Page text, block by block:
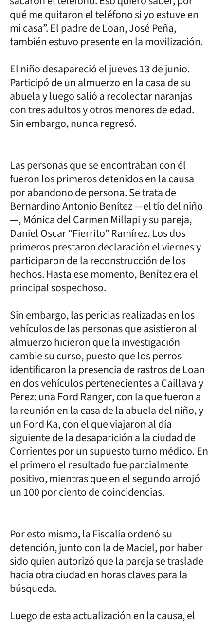
qué me quitaron el teléfono si yo estuve en
mi casa”. El padre de Loan, José Peña,
también estuvo presente en la movilización.
El niño desapareció el jueves 13 de junio.
Participó de un almuerzo en la casa de su
abuela y luego salió a recolectar naranjas
con tres adultos y otros menores de edad.
Sin embargo, nunca regresó.
Las personas que se encontraban con él
fueron los primeros detenidos en la causa
por abandono de persona. Se trata de
Bernardino Antonio Benítez —el tío del niño
—, Mónica del Carmen Millapi y su pareja,
Daniel Oscar “Fierrito” Ramírez. Los dos
primeros prestaron declaración el viernes y
participaron de la reconstrucción de los
hechos. Hasta ese momento, Benítez era el
principal sospechoso.
Sin embargo, las pericias realizadas en los
vehículos de las personas que asistieron al
almuerzo hicieron que la investigación
cambie su curso, puesto que los perros
identificaron la presencia de rastros de Loan
en dos vehículos pertenecientes a Caillava y
Pérez: una Ford Ranger, con la que fueron a
la reunión en la casa de la abuela del niño, y
un Ford Ka, con el que viajaron al día
siguiente de la desaparición a la ciudad de
Corrientes por un supuesto turno médico. En
el primero el resultado fue parcialmente
positivo, mientras que en el segundo arrojó
un 100 por ciento de coincidencias.
Por esto mismo, la Fiscalía ordenó su
detención, junto con la de Maciel, por haber
sido quien autorizó que la pareja se traslade
hacia otra ciudad en horas claves para la
búsqueda.
Luego de esta actualización en la causa, el